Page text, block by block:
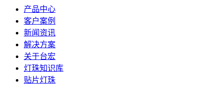
产品中心
客户案例
新闻资讯
解决方案
关于台宏
灯珠知识库
贴片灯珠